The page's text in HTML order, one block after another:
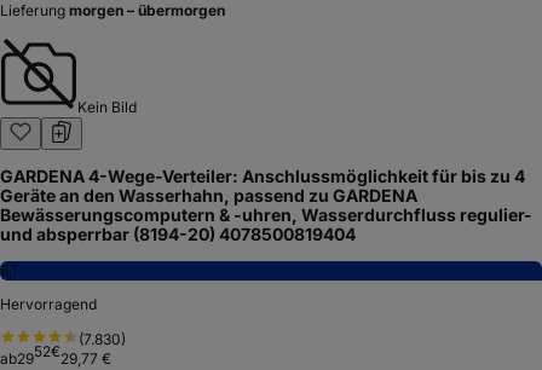
Lieferung morgen – übermorgen
Kein Bild
GARDENA 4-Wege-Verteiler: Anschlussmöglichkeit für bis zu 4
Geräte an den Wasserhahn, passend zu GARDENA
Bewässerungscomputern & -uhren, Wasserdurchfluss regulier-
und absperrbar (8194-20) 4078500819404
8,1
Hervorragend
(7.830)
ab2952€29,77 €